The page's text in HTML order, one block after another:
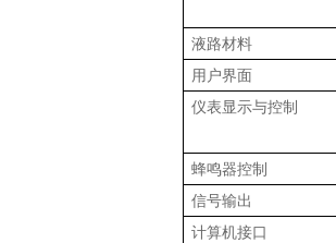
液路材料
用户界面
仪表显示与控制
蜂鸣器控制
信号输出
计算机接口